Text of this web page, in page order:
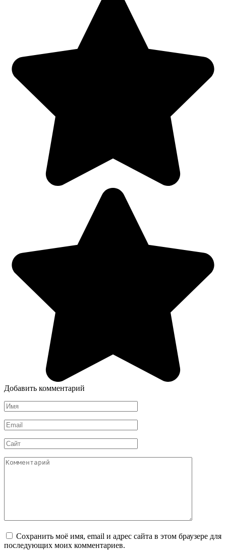
Добавить комментарий
Имя
*
Email
*
Сайт
Комментарий
Сохранить моё имя, email и адрес сайта в этом браузере для
последующих моих комментариев.